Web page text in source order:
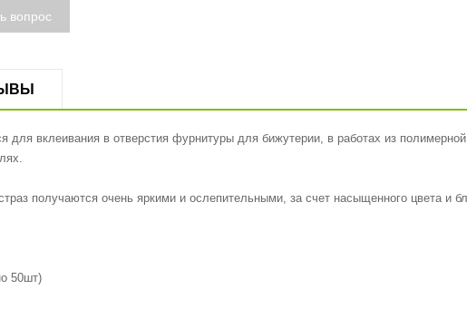
вопрос
для вклеивания в отверстия фурнитуры для бижутерии, в работах из
получаются очень яркими и ослепительными, за счет насыщенного цвета и
50шт)
новый